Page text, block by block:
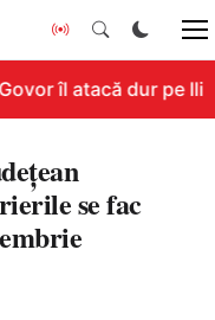
îl atacă dur pe
se fac